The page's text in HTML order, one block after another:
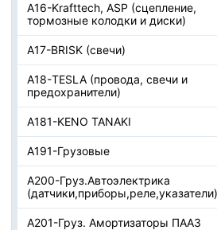
А16-Krafttech, ASP (сцепление,
тормозные колодки и диски)
А17-BRISK (свечи)
А18-TESLA (провода, свечи и
предохранители)
А181-KENO TANAKI
А191-Грузовые
А200-Груз.Автоэлектрика
(датчики,приборы,реле,указатели)
А201-Груз. Амортизаторы ПААЗ